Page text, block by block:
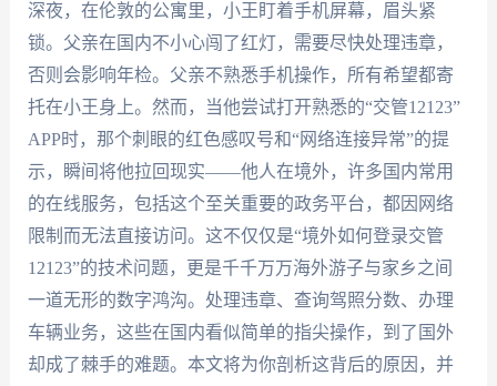
深夜，在伦敦的公寓里，小王盯着手机屏幕，眉头紧
锁。父亲在国内不小心闯了红灯，需要尽快处理违章，
否则会影响年检。父亲不熟悉手机操作，所有希望都寄
托在小王身上。然而，当他尝试打开熟悉的“交管12123”
APP时，那个刺眼的红色感叹号和“网络连接异常”的提
示，瞬间将他拉回现实——他人在境外，许多国内常用
的在线服务，包括这个至关重要的政务平台，都因网络
限制而无法直接访问。这不仅仅是“境外如何登录交管
12123”的技术问题，更是千千万万海外游子与家乡之间
一道无形的数字鸿沟。处理违章、查询驾照分数、办理
车辆业务，这些在国内看似简单的指尖操作，到了国外
却成了棘手的难题。本文将为你剖析这背后的原因，并